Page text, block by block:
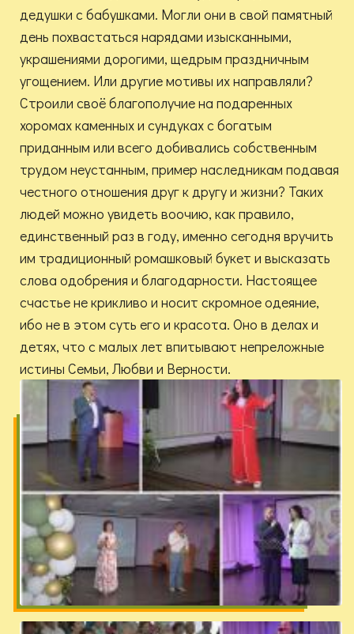
дедушки с бабушками. Могли они в свой памятный
день похвастаться нарядами изысканными,
украшениями дорогими, щедрым праздничным
угощением. Или другие мотивы их направляли?
Строили своё благополучие на подаренных
хоромах каменных и сундуках с богатым
приданным или всего добивались собственным
трудом неустанным, пример наследникам подавая
честного отношения друг к другу и жизни? Таких
людей можно увидеть воочию, как правило,
единственный раз в году, именно сегодня вручить
им традиционный ромашковый букет и высказать
слова одобрения и благодарности. Настоящее
счастье не крикливо и носит скромное одеяние,
ибо не в этом суть его и красота. Оно в делах и
детях, что с малых лет впитывают непреложные
истины Семьи, Любви и Верности.